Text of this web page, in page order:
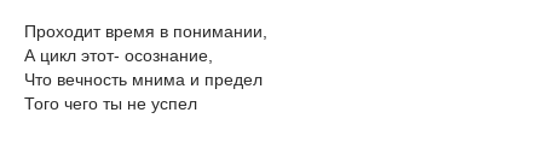
Проходит время в понимании,
А цикл этот- осознание,
Что вечность мнима и предел
Того чего ты не успел